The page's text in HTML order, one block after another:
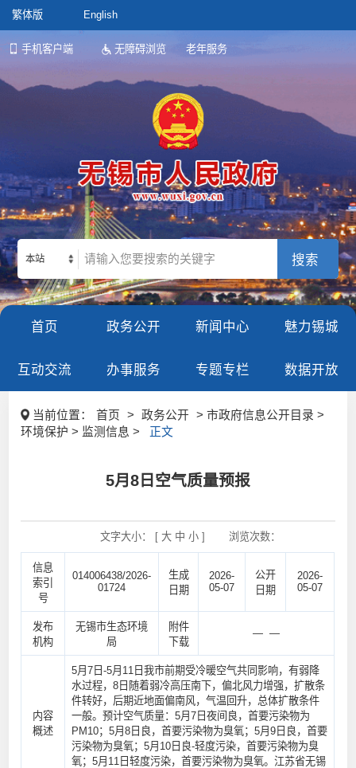
繁体版 English
手机客户端 无障碍浏览 老年服务
本站
首页 政务公开 新闻中心 魅力锡城
互动交流 办事服务 专题专栏 数据开放
当前位置： 首页 > 政务公开
> 市政府信息公开目录 >
环境保护 > 监测信息 >
正文
5月8日空气质量预报
文字大小： [ 大 中 小] 浏览次数：
信息
索引
号
014006438/2026-
01724
生成
日期
2026-
05-07
公开
日期
2026-
05-07
发布
机构
无锡市生态环境
局
附件
下载
— —
内容
概述
5月7日-5月11日我市前期受冷暖空气共同影响，有弱降
水过程，8日随着弱冷高压南下，偏北风力增强，扩散条
件转好，后期近地面偏南风，气温回升，总体扩散条件
一般。预计空气质量：5月7日夜间良，首要污染物为
PM10；5月8日良，首要污染物为臭氧；5月9日良，首要
污染物为臭氧；5月10日良-轻度污染，首要污染物为臭
氧；5月11日轻度污染，首要污染物为臭氧。江苏省无锡